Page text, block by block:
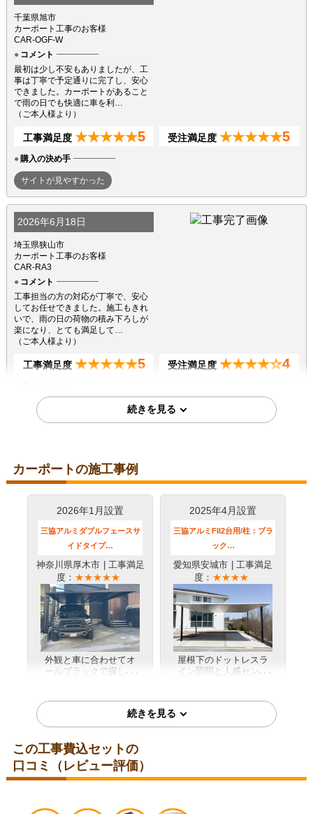
千葉県旭市
カーポート工事のお客様
CAR-OGF-W
コメント
最初は少し不安もありましたが、工
事は丁寧で予定通りに完了し、安心
できました。カーポートがあること
で雨の日でも快適に車を利…
（ご本人様より）
工事満足度 ★★★★★5 受注満足度 ★★★★★5
購入の決め手
サイトが見やすかった
2026年6月18日
埼玉県狭山市
カーポート工事のお客様
CAR-RA3
コメント
工事担当の方の対応が丁寧で、安心
してお任せできました。施工もきれ
いで、雨の日の荷物の積み下ろしが
楽になり、とても満足して…
（ご本人様より）
工事満足度 ★★★★★5 受注満足度 ★★★★☆4
サイトが見やすかった
大阪府堺市
コメント
工事満足度 ★★★★★ 受注満足度 ★★★☆☆
購入の決め手
価格が安かった
お客様の声をもっと見る
カーポートの施工事例
2026年1月設置
三協アルミダブルフェースサ
イドタイプ…
神奈川県厚木市
| 工事満足
度： ★★★★★
外観と車に合わせてオ
ールブラックで探して
ジがとても気に入って
2025年4月設置
三協アルミFII2台用/柱：ブラ
ック…
愛知県安城市
| 工事満足
度： ★★★★
屋根下のドットレスラ
イン照明と人感センサ
勝手がぐっと良くなり
ました。夜でも安心し
て使えるようになった
2024年12月設置
三協アルミFII3台用/柱：ブラ
ック…
★★★★★
愛知県名古屋市 | 工事満足
この工事費込セットの
口コミ（レビュー評価）